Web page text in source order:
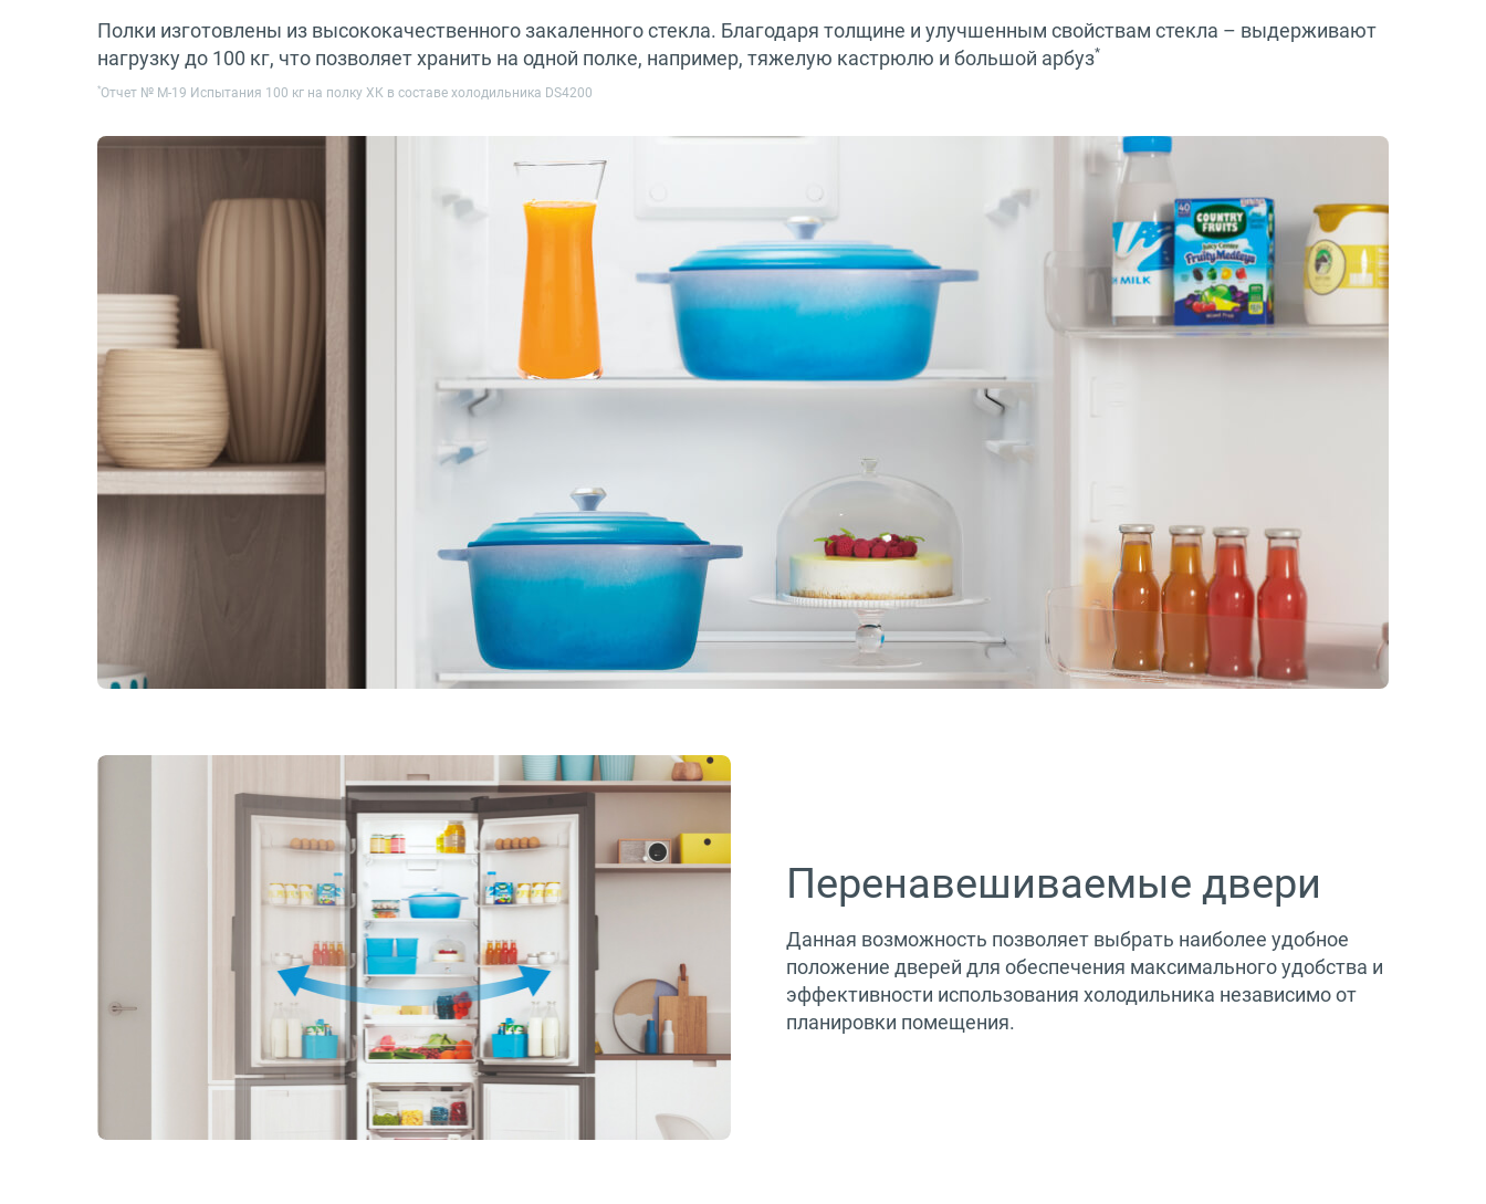
Полки изготовлены из высококачественного закаленного стекла. Благодаря толщине и улучшенным свойствам стекла – выдерживают
нагрузку до 100 кг, что позволяет хранить на одной полке, например, тяжелую кастрюлю и большой арбуз*
*Отчет № M-19 Испытания 100 кг на полку ХК в составе холодильника DS4200
Перенавешиваемые двери
Данная возможность позволяет выбрать наиболее удобное
положение дверей для обеспечения максимального удобства и
эффективности использования холодильника независимо от
планировки помещения.